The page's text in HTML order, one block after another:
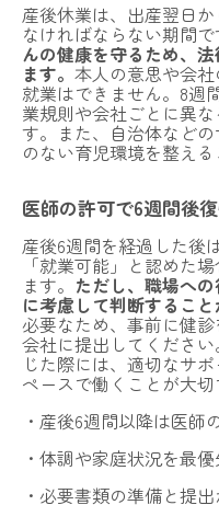
産後休業は、出産翌日
なければならない期間で
んの健康を守るため、
ます。 本人の意思や会
就業はできません。8週
業規則や会社ごとに異
す。また、自治体など
のない育児環境を整える
医師の許可で6週間後
産後6週間を経過した後
「就業可能」と認めた
ます。 ただし、職場へ
に考慮して判断すること
必要なため、事前に健
会社に提出してくださ
じた際には、適切なサ
ペースで働くことが大切
・産後6週間以降は医師
・体調や家庭状況を最
・必要書類の準備と提